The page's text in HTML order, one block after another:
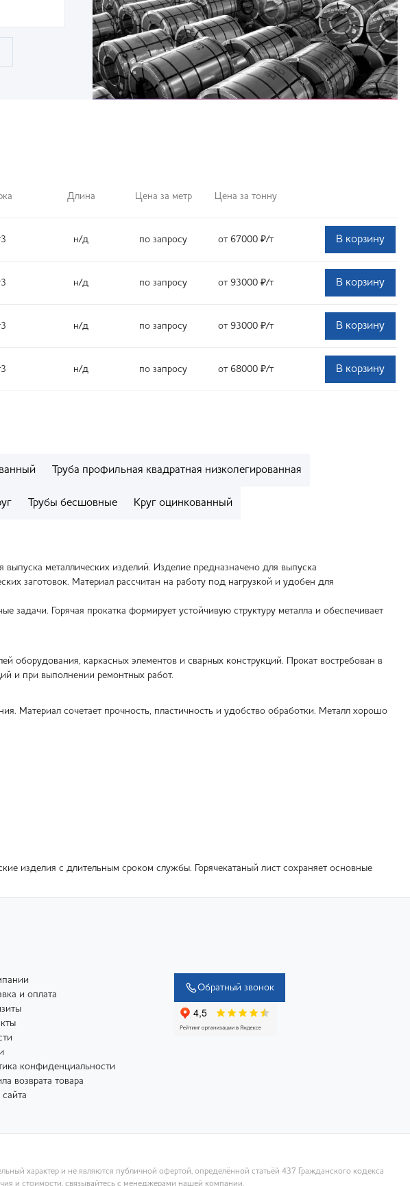
Длина Цена за метр Цена за тонну
н/д по запросу от 67000 ₽/т В корзину
н/д по запросу от 93000 ₽/т В корзину
н/д по запросу от 93000 ₽/т В корзину
н/д по запросу от 68000 ₽/т В корзину
Труба профильная квадратная низколегированная
Трубы бесшовные Круг оцинкованный
металлических изделий. Изделие предназначено для выпуска
заготовок. Материал рассчитан на работу под нагрузкой и удобен для
задачи. Горячая прокатка формирует устойчивую структуру металла и обеспечивает
оборудования, каркасных элементов и сварных конструкций. Прокат востребован в
и при выполнении ремонтных работ.
Материал сочетает прочность, пластичность и удобство обработки. Металл хорошо
изделия с длительным сроком службы. Горячекатаный лист сохраняет основные
и оплата
конфиденциальности
возврата товара
сайта
Обратный звонок
характер и не являются публичной офертой, определённой статьёй 437 Гражданского кодекса
и стоимости, связывайтесь с менеджерами нашей компании.